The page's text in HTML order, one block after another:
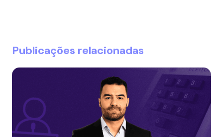
Publicações relacionadas